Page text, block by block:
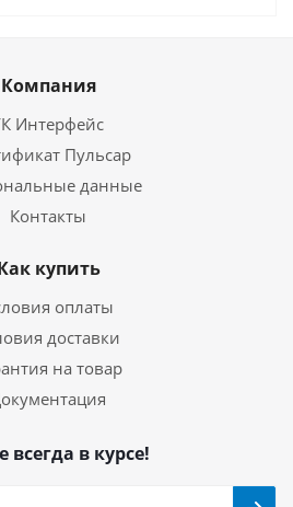
Компания
Интерфейс
Пульсар
данные
Контакты
купить
оплаты
доставки
на товар
всегда в курсе!